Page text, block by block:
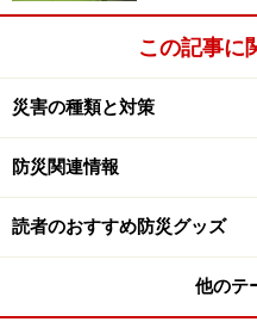
雪山はどんな場所でもリス
ールを守れば危険にまきこま
な注意が必要なのでしょう
て周囲の人間に、天候や
知らしめる義務があるこ
この記事に
災害の種類と対策
防災関連情報
読者のおすすめ防災グッズ
他のテ